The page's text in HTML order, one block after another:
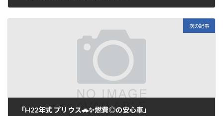
次の記事
「H22年式 プリウス🚗✨燃費◎の安心車」